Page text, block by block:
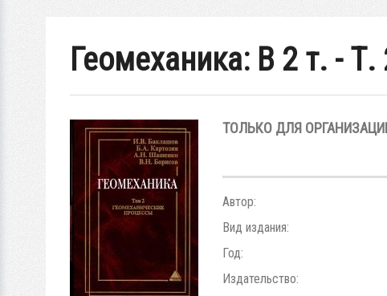
Геомеханика: В 2 т. -
ТОЛЬКО ДЛЯ
Автор:
Вид издания:
Год:
Издательство: